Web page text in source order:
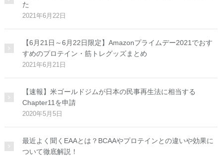
た
2021年6月22日
【6月21日～6月22日限定】Amazonプライムデー2021でおす
すめのプロテイン・筋トレグッズまとめ
2021年6月21日
【速報】米ゴールドジムが日本の民事再生法に相当する
Chapter11を申請
2020年5月5日
最近よく聞くEAAとは？BCAAやプロテインとの違いや効果に
ついて徹底解説！